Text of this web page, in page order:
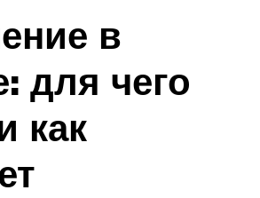
в
для чего
как